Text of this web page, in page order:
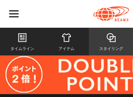
タイムライン アイテム スタイリング